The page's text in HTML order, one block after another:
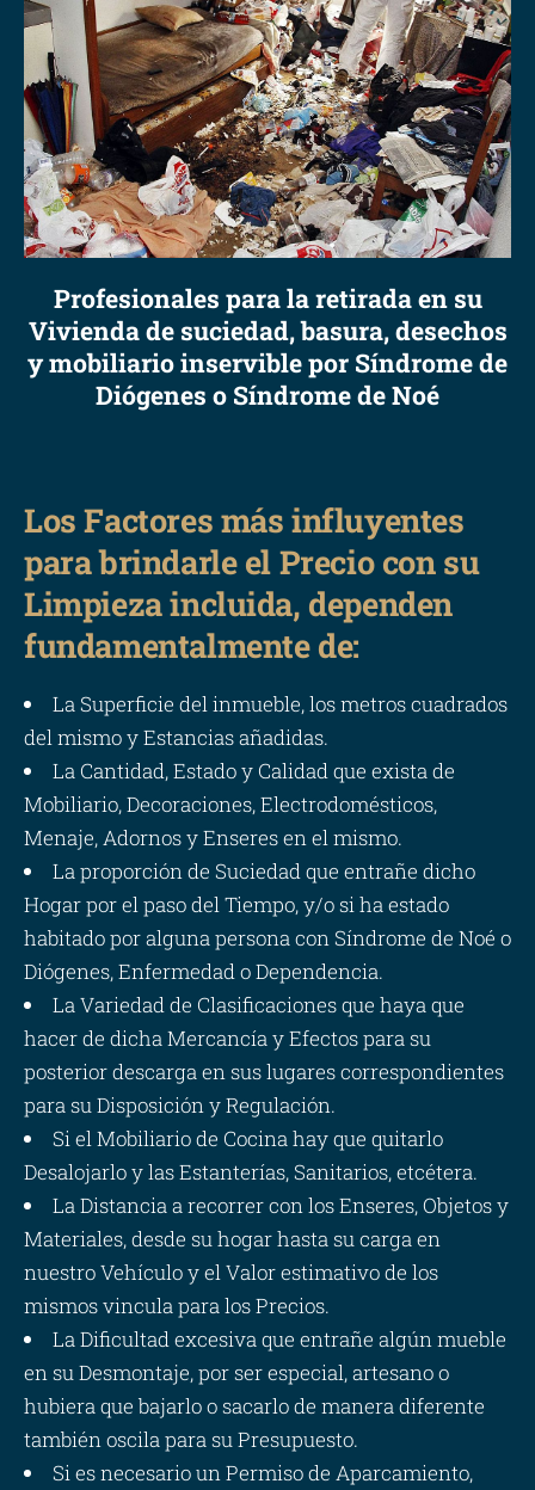
Profesionales para la retirada en su
Vivienda de suciedad, basura, desechos
y mobiliario inservible por Síndrome de
Diógenes o Síndrome de Noé
Los Factores más influyentes
para brindarle el Precio con su
Limpieza incluida, dependen
fundamentalmente de:
La Superficie del inmueble, los metros cuadrados
del mismo y Estancias añadidas.
La Cantidad, Estado y Calidad que exista de
Mobiliario, Decoraciones, Electrodomésticos,
Menaje, Adornos y Enseres en el mismo.
La proporción de Suciedad que entrañe dicho
Hogar por el paso del Tiempo, y/o si ha estado
habitado por alguna persona con Síndrome de Noé o
Diógenes, Enfermedad o Dependencia.
La Variedad de Clasificaciones que haya que
hacer de dicha Mercancía y Efectos para su
posterior descarga en sus lugares correspondientes
para su Disposición y Regulación.
Si el Mobiliario de Cocina hay que quitarlo
Desalojarlo y las Estanterías, Sanitarios, etcétera.
La Distancia a recorrer con los Enseres, Objetos y
Materiales, desde su hogar hasta su carga en
nuestro Vehículo y el Valor estimativo de los
mismos vincula para los Precios.
La Dificultad excesiva que entrañe algún mueble
en su Desmontaje, por ser especial, artesano o
hubiera que bajarlo o sacarlo de manera diferente
también oscila para su Presupuesto.
Si es necesario un Permiso de Aparcamiento,